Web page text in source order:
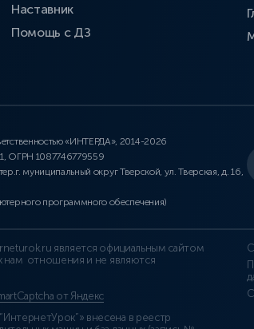
Наставник
Помощь с ДЗ
«ИНТЕРДА», 2014-2026
ОГРН 1087746779559
муниципальный округ Тверской, ул. Тверская, д. 16,
программного обеспечения)
является официальным сайтом
нам отношения и не являются
от Яндекс
внесена в реестр